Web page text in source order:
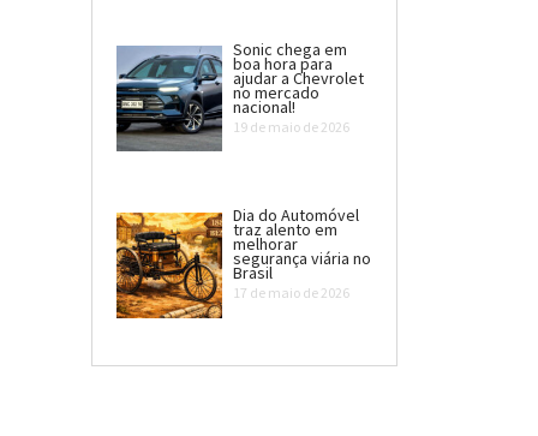
Sonic chega em
boa hora para
ajudar a Chevrolet
no mercado
nacional!
19 de maio de 2026
Dia do Automóvel
traz alento em
melhorar
segurança viária no
Brasil
17 de maio de 2026